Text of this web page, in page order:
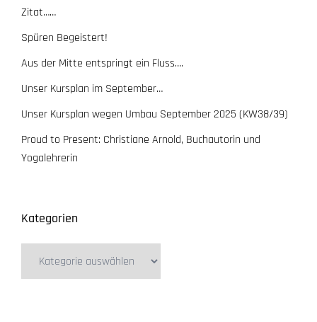
Zitat……
Spüren Begeistert!
Aus der Mitte entspringt ein Fluss….
Unser Kursplan im September…
Unser Kursplan wegen Umbau September 2025 (KW38/39)
Proud to Present: Christiane Arnold, Buchautorin und
Yogalehrerin
Kategorien